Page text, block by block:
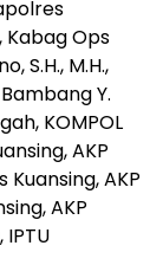
Kabag Ops
S.H., M.H.,
Y.
KOMPOL
AKP
Kuansing, AKP
AKP